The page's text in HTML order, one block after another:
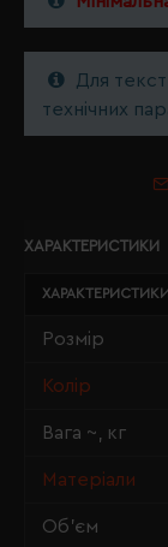
Для
технічних
ХАРАКТЕРИСТИКИ
ХАРАКТЕРИСТИКИ
Розмір
Колір
Вага ~, кг
Матеріали
Об'єм